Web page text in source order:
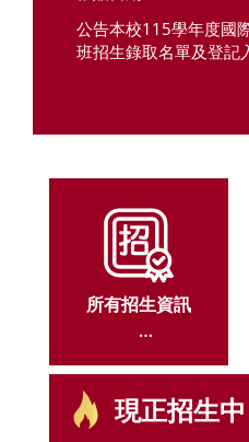
公告本校115學年度國
班招生錄取名單及登記
the Admissions of
所有招生資訊
N
現正招生中